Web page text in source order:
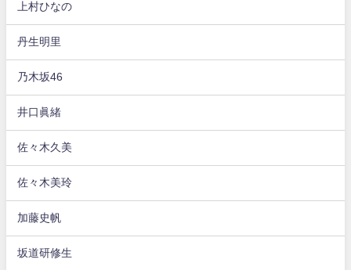
上村ひなの
丹生明里
乃木坂46
井口眞緒
佐々木久美
佐々木美玲
加藤史帆
坂道研修生